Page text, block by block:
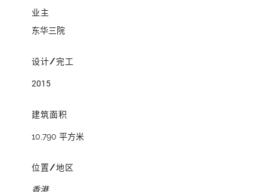
业主
东华三院
设计/完工
2015
建筑面积
10,790 平方米
位置/地区
香港